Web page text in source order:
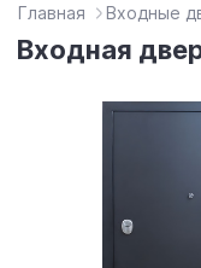
Главная Входные
Входная